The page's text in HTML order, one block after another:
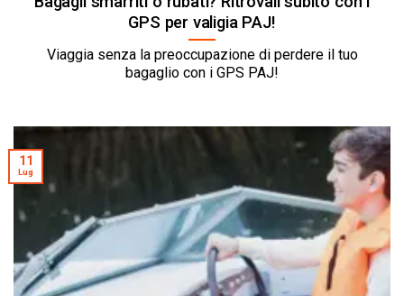
GPS per valigia PAJ!
Viaggia senza la preoccupazione di perdere il tuo
bagaglio con i GPS PAJ!
11
Lug